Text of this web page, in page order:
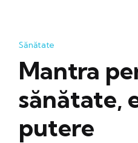
Sănătate
Mantra
sănătate,
putere